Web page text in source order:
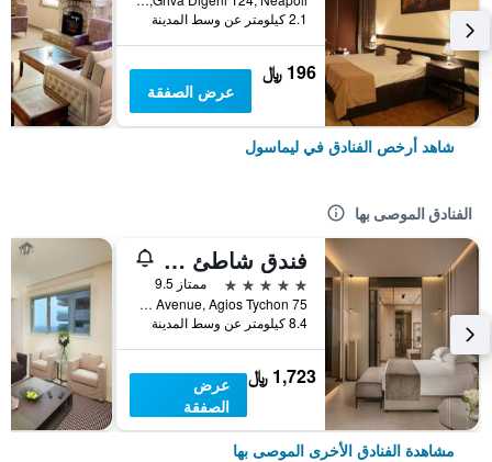
2.1 كيلومتر عن وسط المدينة
196 ﷼
عرض الصفقة
شاهد أرخص الفنادق في ليماسول
الفنادق الموصى بها
فندق شاطئ أماتوس ليماسول
5 نجوم
ممتاز 9.5
75 Amathounta Avenue, Agios Tychon, ليماسول, قبرص
8.4 كيلومتر عن وسط المدينة
1,723 ﷼
عرض
الصفقة
مشاهدة الفنادق الأخرى الموصى بها